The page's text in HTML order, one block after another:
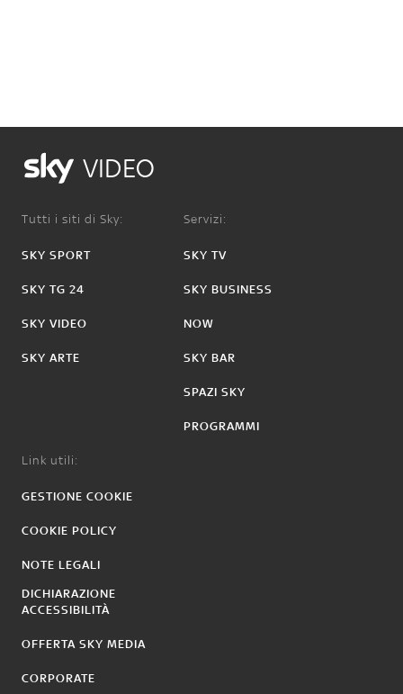
VIDEO
Tutti i siti di Sky:
SKY SPORT
SKY TG 24
SKY VIDEO
SKY ARTE
Servizi:
SKY TV
SKY BUSINESS
NOW
SKY BAR
SPAZI SKY
PROGRAMMI
Link utili:
GESTIONE COOKIE
COOKIE POLICY
NOTE LEGALI
DICHIARAZIONE
ACCESSIBILITÀ
OFFERTA SKY MEDIA
CORPORATE